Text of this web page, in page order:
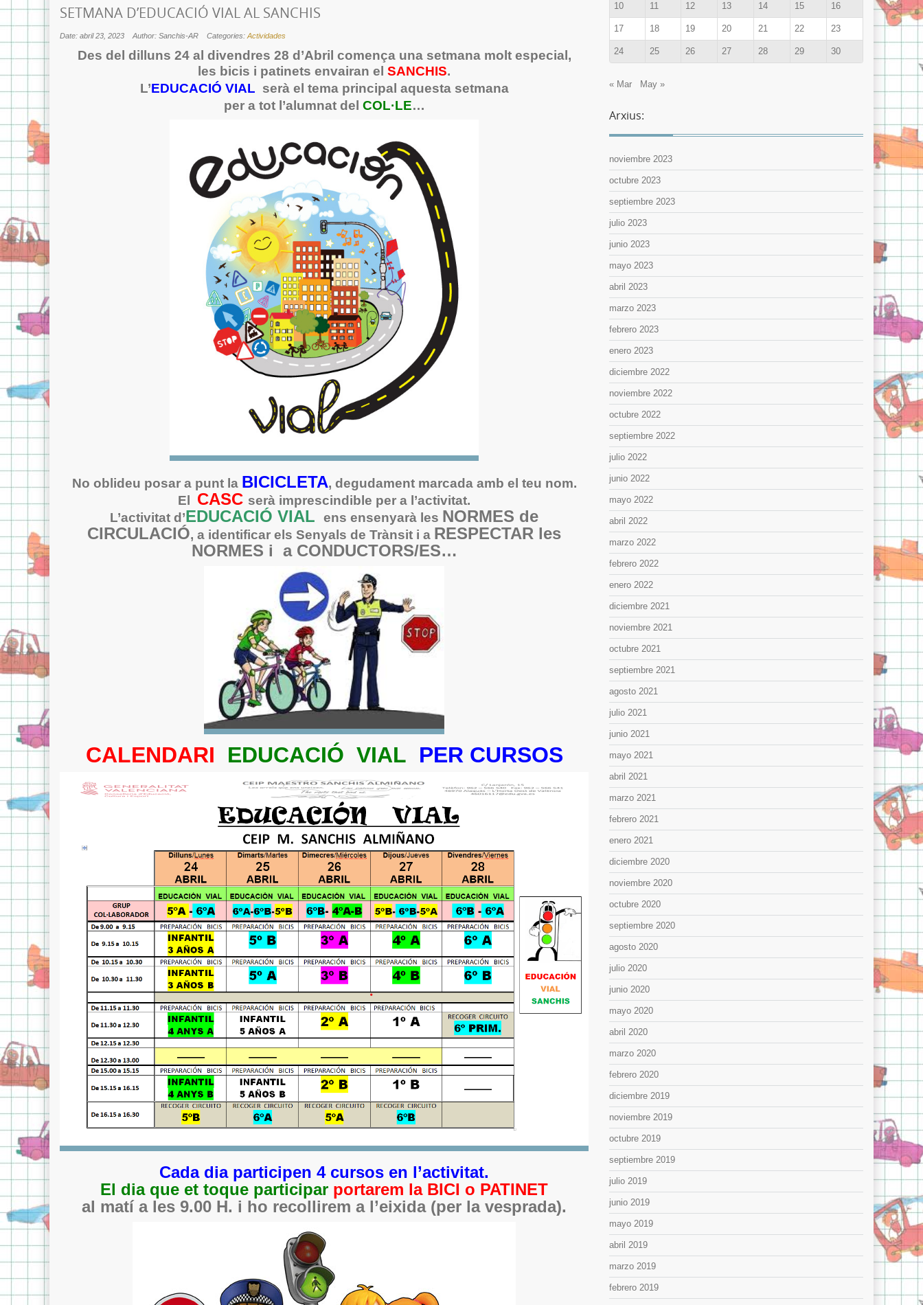
SETMANA D’EDUCACIÓ VIAL AL SANCHIS
Date: abril 23, 2023 Author: Sanchis-AR Categories: Actividades
Des del dilluns 24 al divendres 28 d’Abril comença una setmana molt especial,
les bicis i patinets envairan el SANCHIS.
L’EDUCACIÓ VIAL serà el tema principal aquesta setmana
per a tot l’alumnat del COL·LE…
No oblideu posar a punt la BICICLETA, degudament marcada amb el teu nom.
El CASC serà imprescindible per a l’activitat.
L’activitat d’EDUCACIÓ VIAL ens ensenyarà les NORMES de
CIRCULACIÓ, a identificar els Senyals de Trànsit i a RESPECTAR les
NORMES i a CONDUCTORS/ES…
CALENDARI EDUCACIÓ VIAL PER CURSOS
Cada dia participen 4 cursos en l’activitat.
El dia que et toque participar portarem la BICI o PATINET
al matí a les 9.00 H. i ho recollirem a l’eixida (per la vesprada).
10 11 12 13 14 15 16
17 18 19 20 21 22 23
24 25 26 27 28 29 30
« Mar May »
Arxius:
noviembre 2023
octubre 2023
septiembre 2023
julio 2023
junio 2023
mayo 2023
abril 2023
marzo 2023
febrero 2023
enero 2023
diciembre 2022
noviembre 2022
octubre 2022
septiembre 2022
julio 2022
junio 2022
mayo 2022
abril 2022
marzo 2022
febrero 2022
enero 2022
diciembre 2021
noviembre 2021
octubre 2021
septiembre 2021
agosto 2021
julio 2021
junio 2021
mayo 2021
abril 2021
marzo 2021
febrero 2021
enero 2021
diciembre 2020
noviembre 2020
octubre 2020
septiembre 2020
agosto 2020
julio 2020
junio 2020
mayo 2020
abril 2020
marzo 2020
febrero 2020
diciembre 2019
noviembre 2019
octubre 2019
septiembre 2019
julio 2019
junio 2019
mayo 2019
abril 2019
marzo 2019
febrero 2019